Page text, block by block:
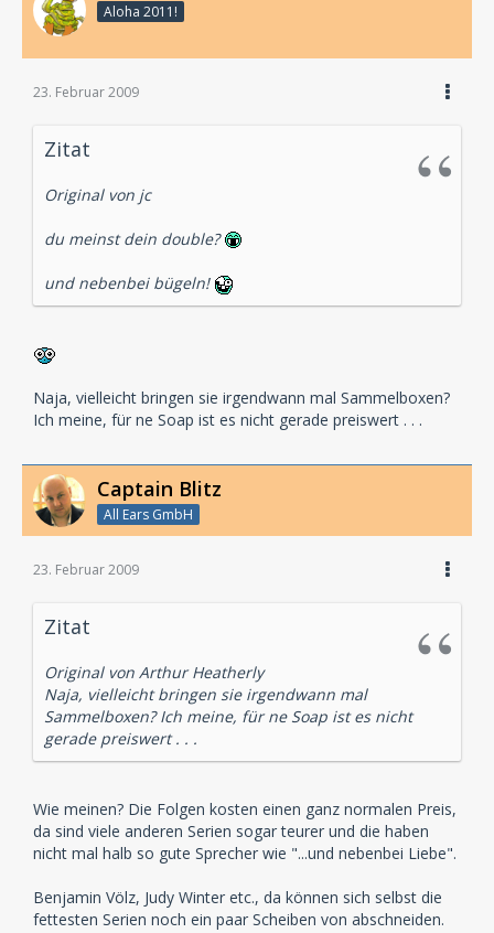
Aloha 2011!
23. Februar 2009
Zitat
Original von jc
du meinst dein double?
und nebenbei bügeln!
Naja, vielleicht bringen sie irgendwann mal Sammelboxen?
Ich meine, für ne Soap ist es nicht gerade preiswert . . .
Captain Blitz
All Ears GmbH
23. Februar 2009
Zitat
Original von Arthur Heatherly
Naja, vielleicht bringen sie irgendwann mal
Sammelboxen? Ich meine, für ne Soap ist es nicht
gerade preiswert . . .
Wie meinen? Die Folgen kosten einen ganz normalen Preis,
da sind viele anderen Serien sogar teurer und die haben
nicht mal halb so gute Sprecher wie "...und nebenbei Liebe".
Benjamin Völz, Judy Winter etc., da können sich selbst die
fettesten Serien noch ein paar Scheiben von abschneiden.